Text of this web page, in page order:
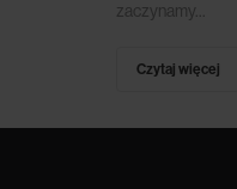
zaczynamy...
Czytaj więcej